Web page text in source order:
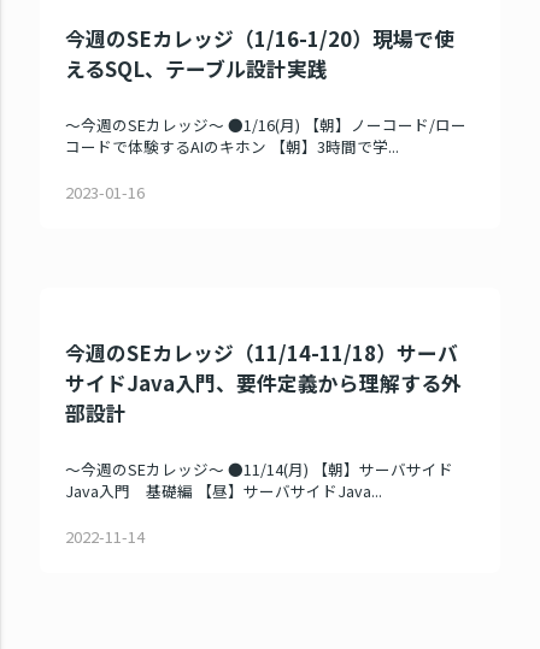
今週のSEカレッジ（1/16-1/20）現場で使
えるSQL、テーブル設計実践
～今週のSEカレッジ～ ●1/16(月) 【朝】ノーコード/ロー
コードで体験するAIのキホン 【朝】3時間で学...
2023-01-16
今週のSEカレッジ（11/14-11/18）サーバ
サイドJava入門、要件定義から理解する外
部設計
～今週のSEカレッジ～ ●11/14(月) 【朝】サーバサイド
Java入門 基礎編 【昼】サーバサイドJava...
2022-11-14